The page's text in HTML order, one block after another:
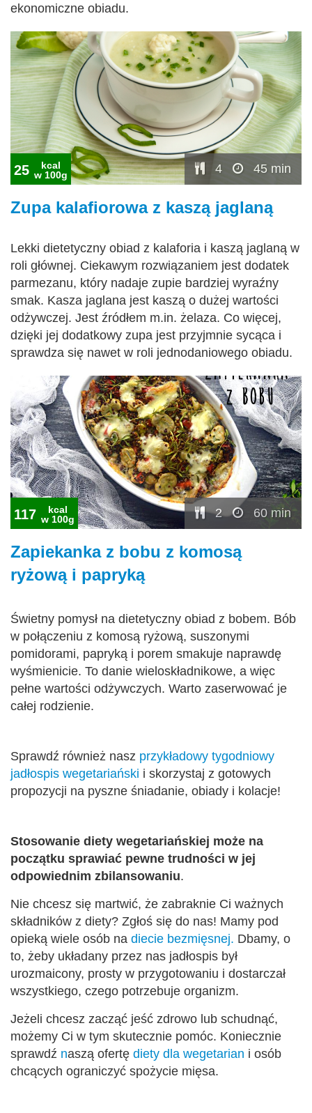
ekonomiczne obiadu.
25
kcal
w 100g
4 45 min
Zupa kalafiorowa z kaszą jaglaną
Lekki dietetyczny obiad z kalaforia i kaszą jaglaną w
roli głównej. Ciekawym rozwiązaniem jest dodatek
parmezanu, który nadaje zupie bardziej wyraźny
smak. Kasza jaglana jest kaszą o dużej wartości
odżywczej. Jest źródłem m.in. żelaza. Co więcej,
dzięki jej dodatkowy zupa jest przyjmnie sycąca i
sprawdza się nawet w roli jednodaniowego obiadu.
117
kcal
w 100g
2 60 min
Zapiekanka z bobu z komosą
ryżową i papryką
Świetny pomysł na dietetyczny obiad z bobem. Bób
w połączeniu z komosą ryżową, suszonymi
pomidorami, papryką i porem smakuje naprawdę
wyśmienicie. To danie wieloskładnikowe, a więc
pełne wartości odżywczych. Warto zaserwować je
całej rodzienie.
Sprawdź również nasz przykładowy tygodniowy
jadłospis wegetariański i skorzystaj z gotowych
propozycji na pyszne śniadanie, obiady i kolacje!
Stosowanie diety wegetariańskiej może na
początku sprawiać pewne trudności w jej
odpowiednim zbilansowaniu.
Nie chcesz się martwić, że zabraknie Ci ważnych
składników z diety? Zgłoś się do nas! Mamy pod
opieką wiele osób na diecie bezmięsnej. Dbamy, o
to, żeby układany przez nas jadłospis był
urozmaicony, prosty w przygotowaniu i dostarczał
wszystkiego, czego potrzebuje organizm.
Jeżeli chcesz zacząć jeść zdrowo lub schudnąć,
możemy Ci w tym skutecznie pomóc. Koniecznie
sprawdź naszą ofertę diety dla wegetarian i osób
chcących ograniczyć spożycie mięsa.